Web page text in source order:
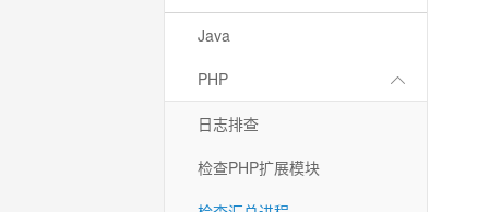
Java
PHP
日志排查
检查PHP扩展模块